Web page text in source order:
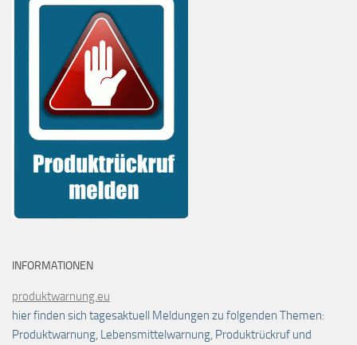
INFORMATIONEN
produktwarnung.eu
hier finden sich tagesaktuell Meldungen zu folgenden Themen:
Produktwarnung, Lebensmittelwarnung, Produktrückruf und